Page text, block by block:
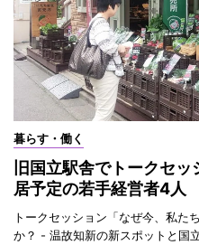
暮らす・働く
旧国立駅舎でトークセ
居予定の若手経営者4人
トークセッション「なぜ今、私た
か？ - 温故知新の新スポットと国